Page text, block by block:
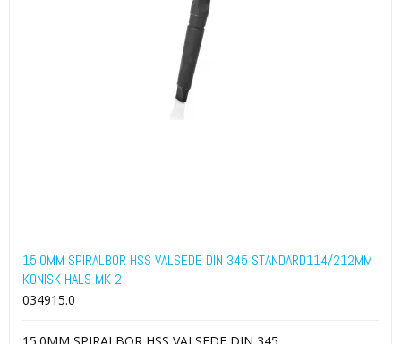
15.0MM SPIRALBOR HSS VALSEDE DIN 345 STANDARD114/212MM
KONISK HALS MK 2
034915.0